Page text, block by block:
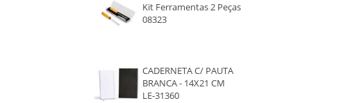
Kit Ferramentas 2 Peças
08323
CADERNETA C/ PAUTA
BRANCA - 14X21 CM
LE-31360